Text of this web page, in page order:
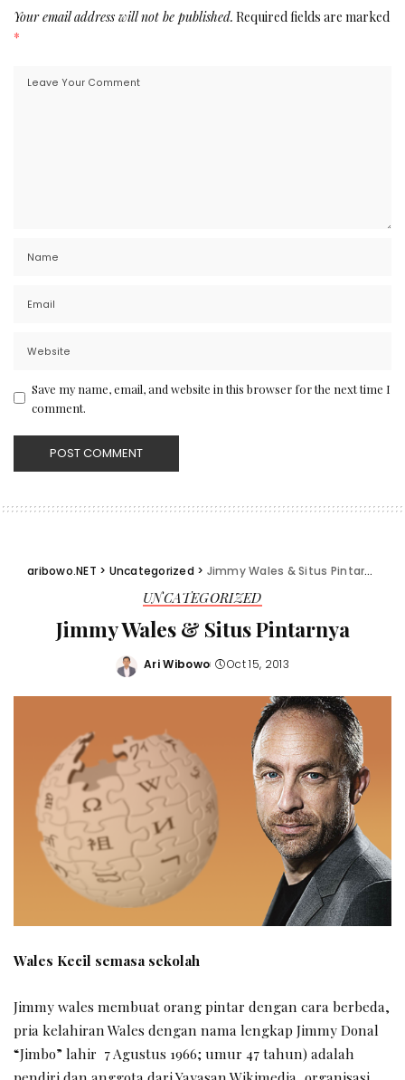
Your email address will not be published. Required fields are marked
*
Save my name, email, and website in this browser for the next time I
comment.
aribowo.NET > Uncategorized > Jimmy Wales & Situs Pintarnya
UNCATEGORIZED
Jimmy Wales & Situs Pintarnya
Posted
Ari Wibowo Oct 15, 2013
Wales Kecil semasa sekolah
Jimmy wales membuat orang pintar dengan cara berbeda,
pria kelahiran Wales dengan nama lengkap Jimmy Donal
“Jimbo” lahir 7 Agustus 1966; umur 47 tahun) adalah